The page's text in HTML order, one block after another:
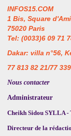
INFOS15.COM
1 Bis, Square
75020 Paris
Tel: (0033)6 09 71
Dakar: villa n°56,
77 813 82 21/77
Nous contacter
Administrateur
Cheikh Sidou SYLLA -
Directeur de la